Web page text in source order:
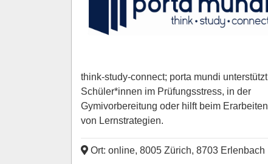
think-study-connect; porta mundi unterstützt
Schüler*innen im Prüfungsstress, in der
Gymivorbereitung oder hilft beim Erarbeiten
von Lernstrategien.
Ort: online, 8005 Zürich, 8703 Erlenbach